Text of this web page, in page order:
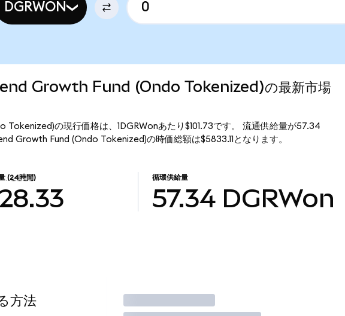
DGRWON
Growth Fund (Ondo Tokenized)の最新市場
の現行価格は、1DGRWonあたり$101.73です。 流通供給量が57.34
Growth Fund (Ondo Tokenized)の時価総額は$5833.11となります。
(24時間) 循環供給量
57.34 DGRWon
方法 取引